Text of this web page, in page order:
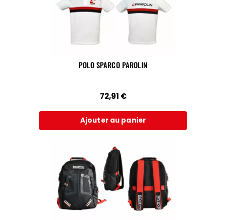
POLO SPARCO PAROLIN
72,91 €
Ajouter au panier